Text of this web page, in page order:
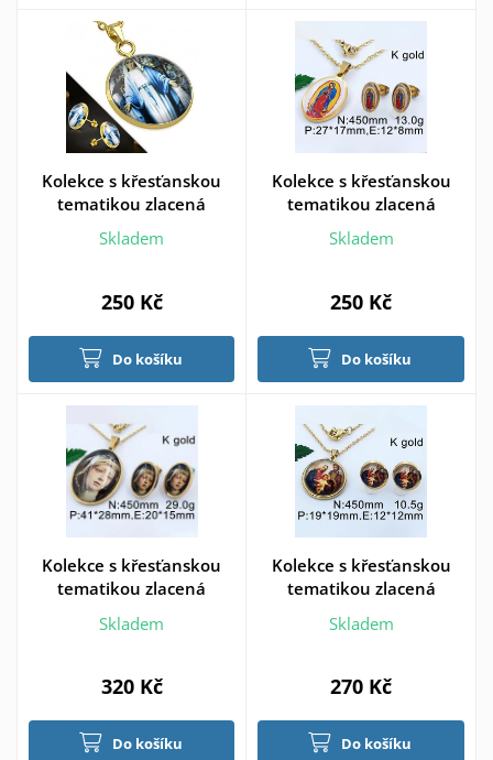
Kolekce s křesťanskou
tematikou zlacená
Skladem
250 Kč
Do košíku
Kolekce s křesťanskou
tematikou zlacená
Skladem
250 Kč
Do košíku
Kolekce s křesťanskou
tematikou zlacená
Skladem
320 Kč
Do košíku
Kolekce s křesťanskou
tematikou zlacená
Skladem
270 Kč
Do košíku